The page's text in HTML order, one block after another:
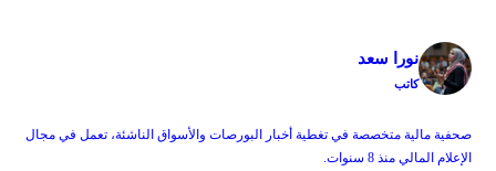
نورا سعد
كاتب
صحفية مالية متخصصة في تغطية أخبار البورصات والأسواق الناشئة، تعمل في مجال
الإعلام المالي منذ 8 سنوات.